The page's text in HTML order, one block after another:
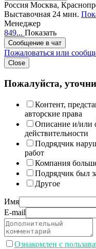
Россия Москва,
Выставочная 24 мин.
Менеджер
849... Показать
Сообщение в чат
Пожаловаться или
Close
Пожалуйста,
Контент,
авторские права
Описание и/или
действительности
Подрядчик
работ
Компания
Подрядчик был
Другое
Имя
E-mail
Ознакомлен с